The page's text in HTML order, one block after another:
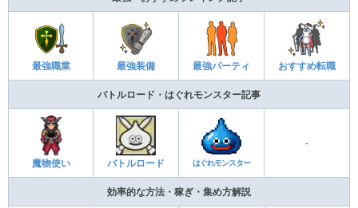
最強職業 最強装備 最強パーティ おすすめ転職
バトルロード・はぐれモンスター記事
魔物使い バトルロード はぐれモンスター
-
効率的な方法・稼ぎ・集め方解説